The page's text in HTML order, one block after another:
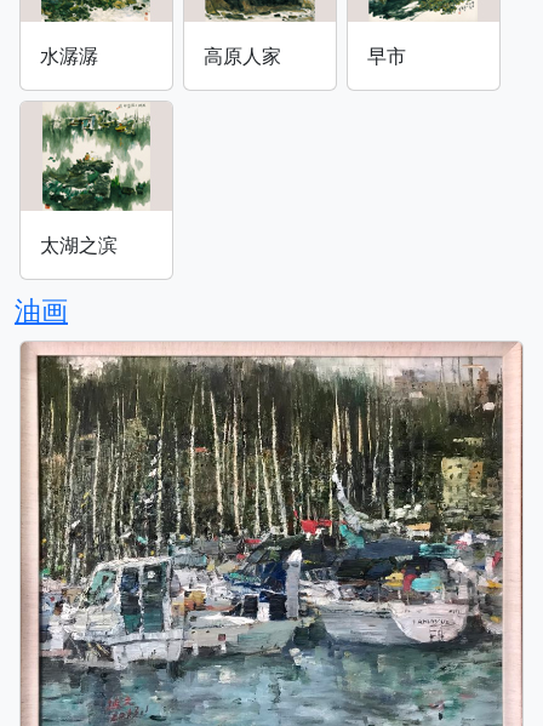
水潺潺 高原人家 早市
太湖之滨
油画